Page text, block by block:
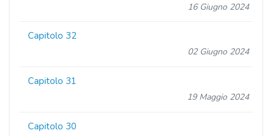
16 Giugno 2024
Capitolo 32
02 Giugno 2024
Capitolo 31
19 Maggio 2024
Capitolo 30